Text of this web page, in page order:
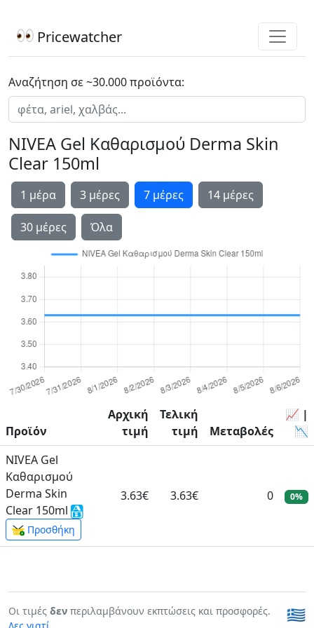
Pricewatcher
Αναζήτηση σε ~30.000 προϊόντα:
NIVEA Gel Kαθαρισμού Derma Skin
Clear 150ml
1 μέρα 3 μέρες 7 μέρες 14 μέρες
30 μέρες Όλα
Προϊόν
Αρχική
τιμή
Τελική
τιμή
Μεταβολές
📈 |
📉
NIVEA Gel
Kαθαρισμού
Derma Skin
Clear 150ml
Προσθήκη
3.63€ 3.63€ 0 0%
Οι τιμές δεν περιλαμβάνουν εκπτώσεις και προσφορές.
🇬🇷